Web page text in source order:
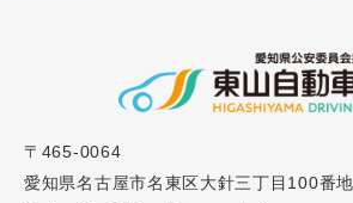
#27「自動車学校の技能教習とは
注意点を解説」
重要なお知らせ 2026.06.08
〒465-0064
愛知県名古屋市名東区大針三丁目100番地